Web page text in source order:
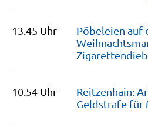
13.45 Uhr
Pöbeleien auf
10.54 Uhr
Reitzenhain:
Geldstrafe für